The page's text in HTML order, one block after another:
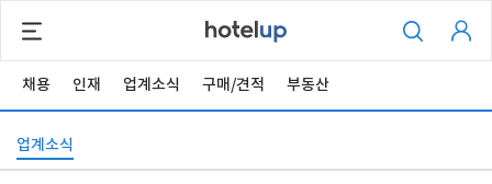
채용 인재 업계소식 구매/견적 부동산
업계소식